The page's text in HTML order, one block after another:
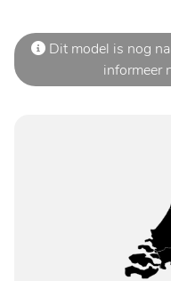
Dit model is nog
informeer